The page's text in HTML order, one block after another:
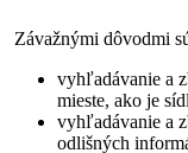
Závažnými dôvodmi
vyhľadávanie a
mieste, ako je
vyhľadávanie a
odlišných